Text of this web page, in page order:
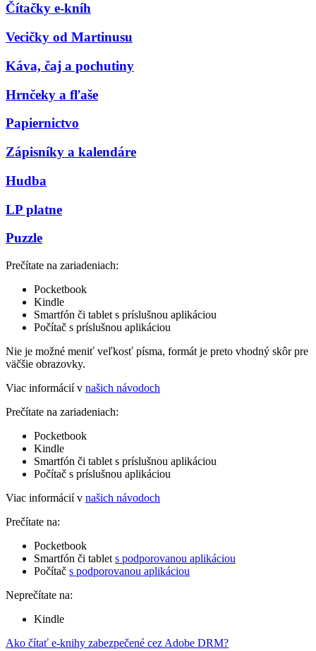
Čítačky e-kníh
Vecičky od Martinusu
Káva, čaj a pochutiny
Hrnčeky a fľaše
Papiernictvo
Zápisníky a kalendáre
Hudba
LP platne
Puzzle
Prečítate na zariadeniach:
Pocketbook
Kindle
Smartfón či tablet s príslušnou aplikáciou
Počítač s príslušnou aplikáciou
Nie je možné meniť veľkosť písma, formát je preto vhodný skôr pre
väčšie obrazovky.
Viac informácií v našich návodoch
Prečítate na zariadeniach:
Pocketbook
Kindle
Smartfón či tablet s príslušnou aplikáciou
Počítač s príslušnou aplikáciou
Viac informácií v našich návodoch
Prečítate na:
Pocketbook
Smartfón či tablet s podporovanou aplikáciou
Počítač s podporovanou aplikáciou
Neprečítate na:
Kindle
Ako čítať e-knihy zabezpečené cez Adobe DRM?